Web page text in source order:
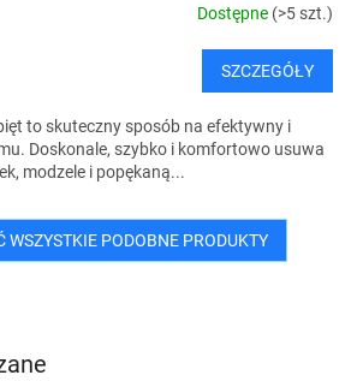
Dostępne (>5 szt.)
SZCZEGÓŁY
to skuteczny sposób na efektywny i
Doskonale, szybko i komfortowo usuwa
modzele i popękaną...
WSZYSTKIE PODOBNE PRODUKTY